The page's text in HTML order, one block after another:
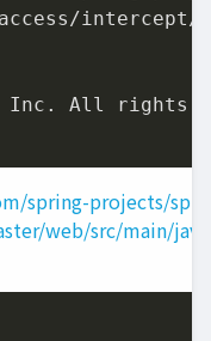
Inc. All rights
spring-projects/
web/src/main/